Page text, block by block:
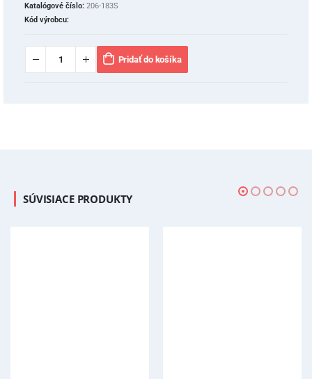
Katalógové číslo: 206-183S
Kód výrobcu:
Pridať do košíka
SÚVISIACE PRODUKTY